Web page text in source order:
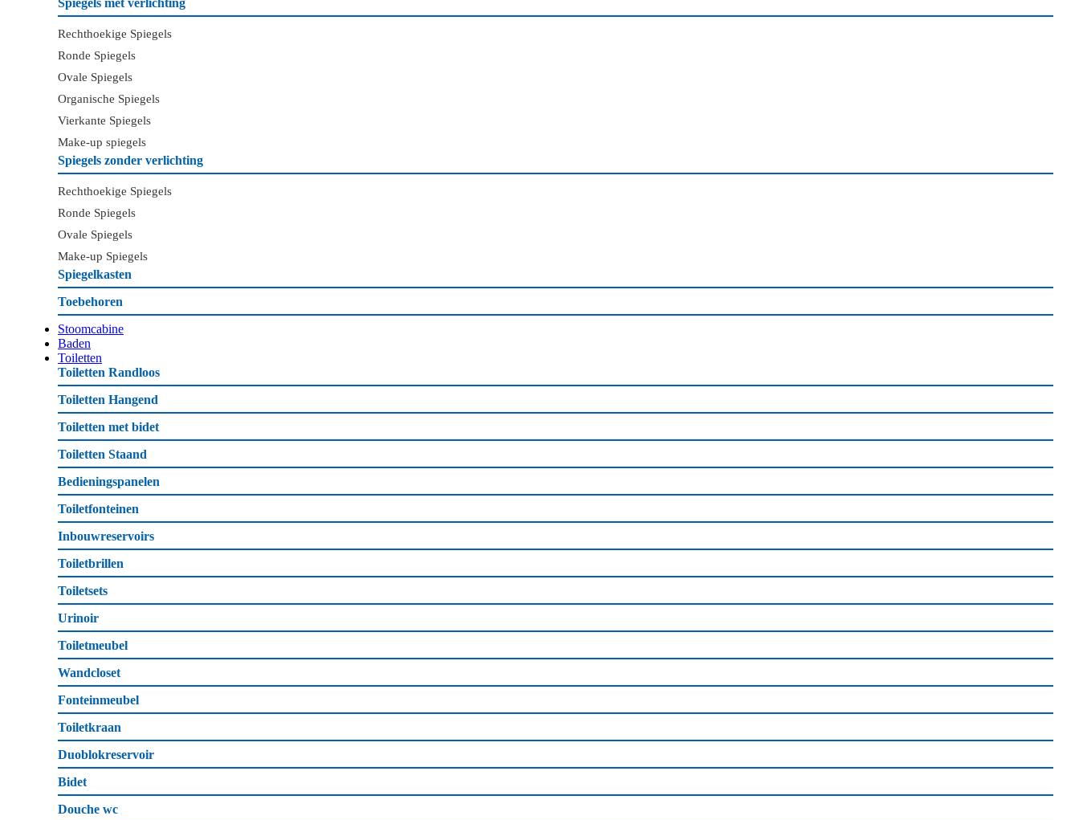
Spiegels met verlichting
Rechthoekige Spiegels
Ronde Spiegels
Ovale Spiegels
Organische Spiegels
Vierkante Spiegels
Make-up spiegels
Spiegels zonder verlichting
Rechthoekige Spiegels
Ronde Spiegels
Ovale Spiegels
Make-up Spiegels
Spiegelkasten
Toebehoren
Stoomcabine
Baden
Toiletten
Toiletten Randloos
Toiletten Hangend
Toiletten met bidet
Toiletten Staand
Bedieningspanelen
Toiletfonteinen
Inbouwreservoirs
Toiletbrillen
Toiletsets
Urinoir
Toiletmeubel
Wandcloset
Fonteinmeubel
Toiletkraan
Duoblokreservoir
Bidet
Douche wc